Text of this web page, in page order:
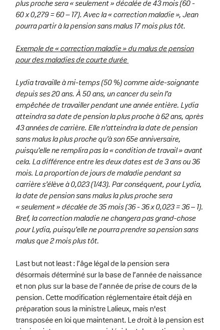
plus proche sera « seulement » décalée de 43 mois (60 -
60 x 0,279 = 60 – 17). Avec la « correction maladie », Jean
pourra partir à la pension sans malus 17 mois plus tôt.
Exemple de « correction maladie » du malus de pension
pour des maladies de courte durée
Lydia travaille à mi-temps (50 %) comme aide-soignante
depuis ses 20 ans. À 50 ans, un cancer du sein l’a
empêchée de travailler pendant une année entière. Lydia
atteindra sa date de pension la plus proche à 62 ans, après
43 années de carrière. Elle n’atteindra la date de pension
sans malus la plus proche qu’à son 65e anniversaire,
puisqu’elle ne remplira pas la « condition de travail » avant
cela. La différence entre les deux dates est de 3 ans ou 36
mois. La proportion de jours de maladie pendant sa
carrière s’élève à 0,023 (1/43). Par conséquent, pour Lydia,
la date de pension sans malus la plus proche sera
« seulement » décalée de 35 mois (36 - 36 x 0,023 = 36 – 1).
Bref, la correction maladie ne changera pas grand-chose
pour Lydia, puisqu’elle ne pourra prendre sa pension sans
malus que 2 mois plus tôt.
Last but not least : l’âge légal de la pension sera
désormais déterminé sur la base de l’année de naissance
et non plus sur la base de l’année de prise de cours de la
pension. Cette modification réglementaire était déjà en
préparation sous la ministre Lalieux, mais n'est
transposée en loi que maintenant. Le droit à la pension est